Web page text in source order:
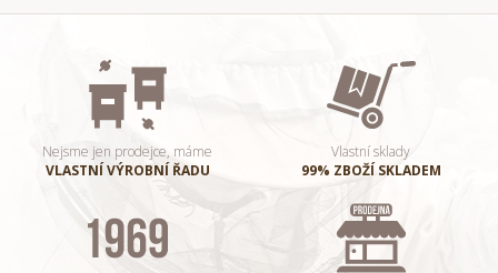
Nejsme jen prodejce, máme
VLASTNÍ VÝROBNÍ ŘADU
Vlastní sklady
99% ZBOŽÍ SKLADEM